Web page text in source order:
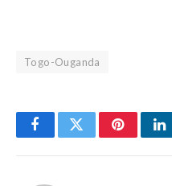
Togo-Ouganda
FacebookTwitterPinterest